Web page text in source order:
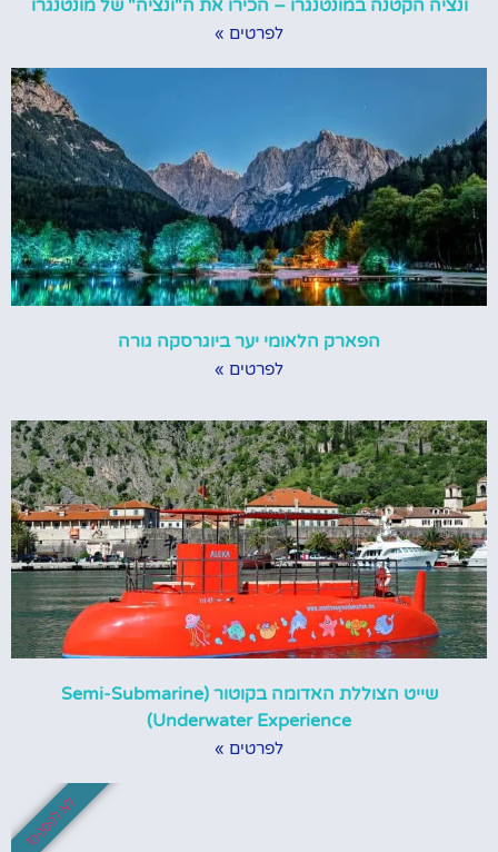
ונציה הקטנה במונטנגרו – הכירו את ה"ונציה" של מונטנגרו
לפרטים »
הפארק הלאומי יער ביוגרסקה גורה
לפרטים »
שייט הצוללת האדומה בקוטור (Semi-Submarine
Underwater Experience)
לפרטים »
לא לפספס!